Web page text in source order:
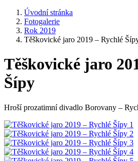
Úvodní stránka
Fotogalerie
Rok 2019
Těškovické jaro 2019 – Rychlé
Těškovické jaro
Šípy
Hroší prozatimní divadlo Borovany –